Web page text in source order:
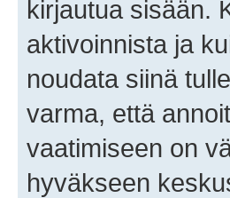
kirjautua sisään.
aktivoinnista ja
noudata siinä
varma, että
vaatimiseen on
hyväkseen